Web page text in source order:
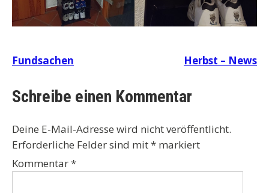
Beitragsnavigation
Fundsachen Herbst – News
Schreibe einen Kommentar
Deine E-Mail-Adresse wird nicht veröffentlicht.
Erforderliche Felder sind mit* markiert
Kommentar*